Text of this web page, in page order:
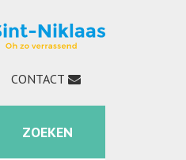
CONTACT
ZOEKEN